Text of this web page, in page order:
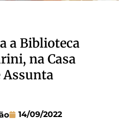
a Biblioteca
na Casa
Assunta
14/09/2022